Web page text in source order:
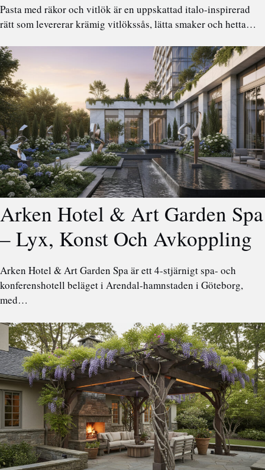
Pasta med räkor och vitlök är en uppskattad italo-inspirerad
rätt som levererar krämig vitlökssås, lätta smaker och hetta…
Arken Hotel & Art Garden Spa
– Lyx, Konst Och Avkoppling
Arken Hotel & Art Garden Spa är ett 4-stjärnigt spa- och
konferenshotell beläget i Arendal-hamnstaden i Göteborg,
med…